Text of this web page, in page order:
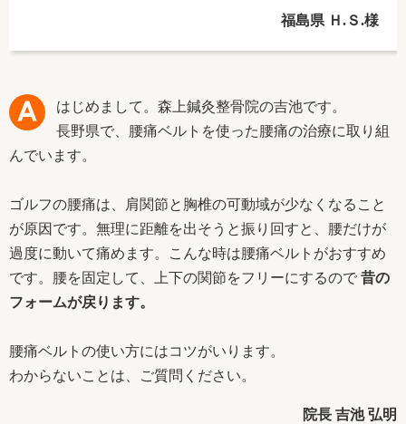
福島県 Ｈ.Ｓ.様
はじめまして。森上鍼灸整骨院の吉池です。
長野県で、腰痛ベルトを使った腰痛の治療に取り組
んでいます。
ゴルフの腰痛は、肩関節と胸椎の可動域が少なくなること
が原因です。無理に距離を出そうと振り回すと、腰だけが
過度に動いて痛めます。こんな時は腰痛ベルトがおすすめ
です。腰を固定して、上下の関節をフリーにするので 昔の
フォームが戻ります。
腰痛ベルトの使い方にはコツがいります。
わからないことは、ご質問ください。
院長 吉池 弘明